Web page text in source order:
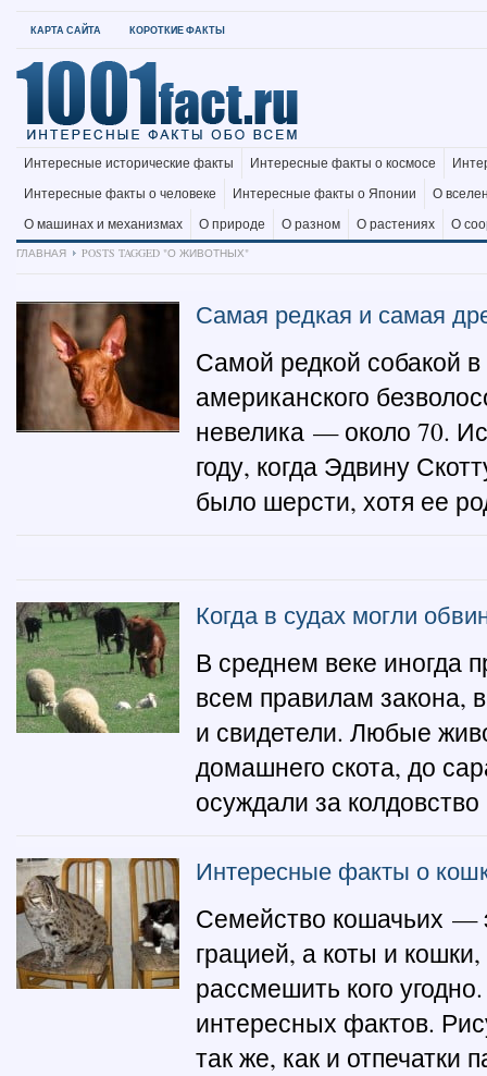
КАРТА САЙТА КОРОТКИЕ ФАКТЫ
Интересные исторические факты Интересные факты о космосе
Интересные факты о человеке
Интересные факты о Японии
О
О машинах и механизмах
О природе О разном О растениях
О
ГЛАВНАЯ
POSTS TAGGED "О ЖИВОТНЫХ"
Самая редкая и самая
Самой редкой собакой
американского
невелика — около 70.
году, когда Эдвину
было шерсти, хотя ее
Когда в судах могли
В среднем веке иногда
всем правилам закона,
и свидетели. Любые
домашнего скота, до
осуждали за
Интересные факты о
Семейство кошачьих —
грацией, а коты и
рассмешить кого
интересных фактов.
так же, как и отпечатки